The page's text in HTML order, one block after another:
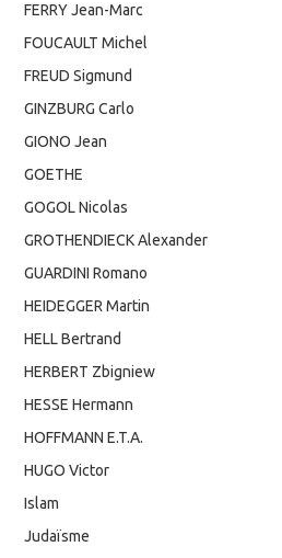
FERRY Jean-Marc
FOUCAULT Michel
FREUD Sigmund
GINZBURG Carlo
GIONO Jean
GOETHE
GOGOL Nicolas
GROTHENDIECK Alexander
GUARDINI Romano
HEIDEGGER Martin
HELL Bertrand
HERBERT Zbigniew
HESSE Hermann
HOFFMANN E.T.A.
HUGO Victor
Islam
Judaïsme